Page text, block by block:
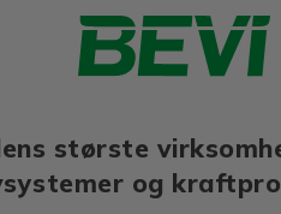
største
og